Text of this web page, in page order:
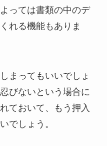
っては書類の中のデ
れる機能もありま
まってもいいでしょ
びないという場合に
ておいて、もう押入
でしょう。